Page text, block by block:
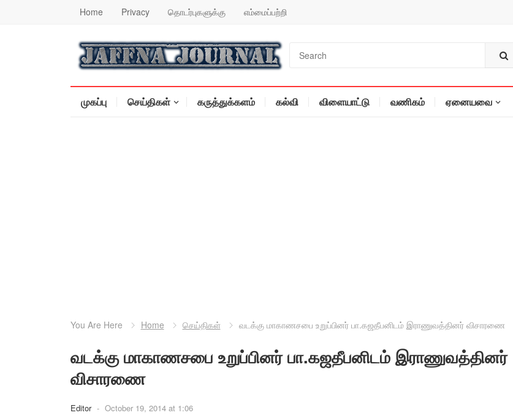
Home Privacy தொடர்புகளுக்கு எம்மைப்பற்றி
முகப்பு செய்திகள் கருத்துக்களம் கல்வி விளையாட்டு வணிகம் ஏனையவை
You Are Here Home செய்திகள் வடக்கு மாகாணசபை உறுப்பினர் பா.கஜதீபனிடம் இராணுவத்தினர் விசாரணை
வடக்கு மாகாணசபை உறுப்பினர் பா.கஜதீபனிடம் இராணுவத்தினர்
விசாரணை
Editor - October 19, 2014 at 1:06